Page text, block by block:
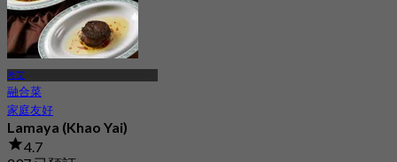
考艾
融合菜
家庭友好
Lamaya (Khao Yai)
4.7